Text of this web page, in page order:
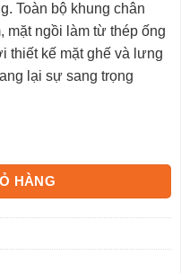
Toàn bộ khung chân
mặt ngồi làm từ thép ống
thiết kế mặt ghế và lưng
lại sự sang trọng
HÀNG